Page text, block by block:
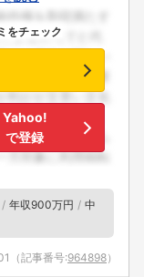
をチェック
Yahoo!
で登録
年収900万円
中
（記事番号:964898）